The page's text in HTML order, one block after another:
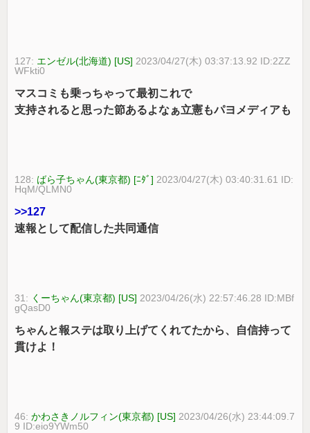
127: エンゼル(北海道) [US] 2023/04/27(木) 03:37:13.92 ID:2ZZ
WFkti0
マスコミも乗っちゃって最初これで
支持されると思った節あるよなぁ立憲もパヨメディアも
128: ばら子ちゃん(東京都) [ﾆﾀﾞ] 2023/04/27(木) 03:40:31.61 ID:
HqM/QLMN0
>>127
速報として配信した共同通信
31: くーちゃん(東京都) [US] 2023/04/26(水) 22:57:46.28 ID:MBf
gQasD0
ちゃんと報ステは取り上げてくれてたから、自信持って
貫けよ！
46:かわさきノルフィン(東京都) [US] 2023/04/26(水) 23:44:09.7
9 ID:eio9YWm50